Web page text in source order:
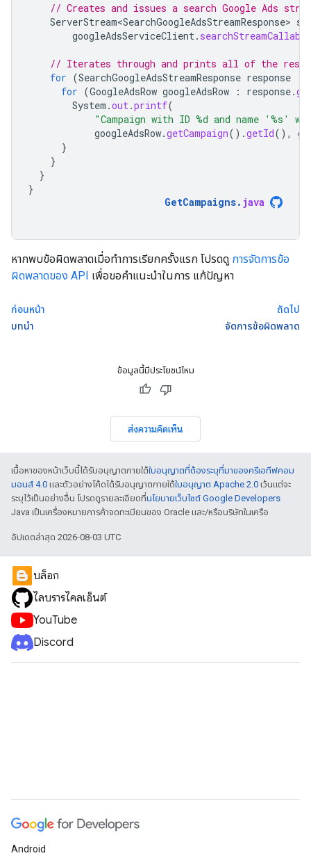
// Creates and issues a search Google Ads
ServerStream<SearchGoogleAdsStreamResponse>
googleAdsServiceClient. searchStreamCallable
// Iterates through and prints all of the
for (SearchGoogleAdsStreamResponse response
for (GoogleAdsRow googleAdsRow : response.
System .out.printf(
"Campaign with ID %d and name '%s'
googleAdsRow.getCampaign().getId(),
}
}
}
}
GetCampaigns. java
หากพบข้อผิดพลาดเมื่อทำการเรียกครั้งแรก โปรดดู การจัดการข้อ
ผิดพลาดของ API เพื่อขอคำแนะนำในการ แก้ปัญหา
ก่อนหน้า
บทนำ
ถัดไป
จัดการข้อผิดพลาด
ข้อมูลนี้มีประโยชน์ไหม
ส่งความคิดเห็น
เนื้อหาของหน้าเว็บนี้ได้รับอนุญาตภายใต้ใบอนุญาตที่ต้องระบุที่มาของครีเอทีฟคอม
มอนส์ 4.0 และตัวอย่างโค้ดได้รับอนุญาตภายใต้ใบอนุญาต Apache 2.0 เว้นแต่จะ
ระบุไว้เป็นอย่างอื่น โปรดดูรายละเอียดที่นโยบายเว็บไซต์ Google Developers
Java เป็นเครื่องหมายการค้าจดทะเบียนของ Oracle และ/หรือบริษัทในเครือ
อัปเดตล่าสุด 2026-08-03 UTC
บล็อก
ไลบรารีไคลเอ็นต์
YouTube
Discord
Android